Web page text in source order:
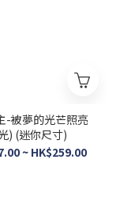
-被夢的光芒照亮
) (迷你尺寸)
~ HK$259.00